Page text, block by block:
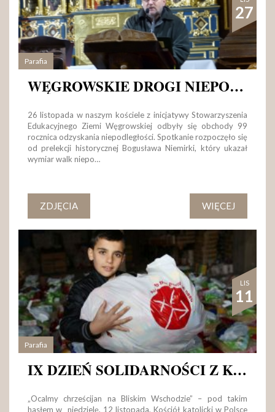
27
Parafia
WĘGROWSKIE DROGI NIEPODLEGŁOŚCI
26 listopada w naszym kościele z inicjatywy Stowarzyszenia
Edukacyjnego Ziemi Węgrowskiej odbyły się obchody 99
rocznica odzyskania niepodległości. Spotkanie rozpoczęło się
od prelekcji historycznej Bogusława Niemirki, który ukazał
wymiar walk niepo…
WIĘCEJ
ZDJĘCIA
LIS
11
Parafia
IX DZIEŃ SOLIDARNOŚCI Z KOŚCIOŁEM PRZEŚLADOWANYM
„Ocalmy chrześcijan na Bliskim Wschodzie” – pod takim
hasłem w niedzielę, 12 listopada, Kościół katolicki w Polsce